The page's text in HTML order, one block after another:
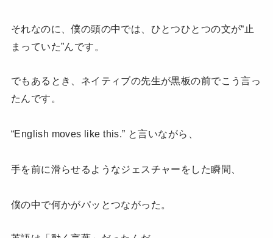
それなのに、僕の頭の中では、ひとつひとつの文が“止
まっていた”んです。
でもあるとき、ネイティブの先生が黒板の前でこう言っ
たんです。
“English moves like this.” と言いながら、
手を前に滑らせるようなジェスチャーをした瞬間、
僕の中で何かがパッとつながった。